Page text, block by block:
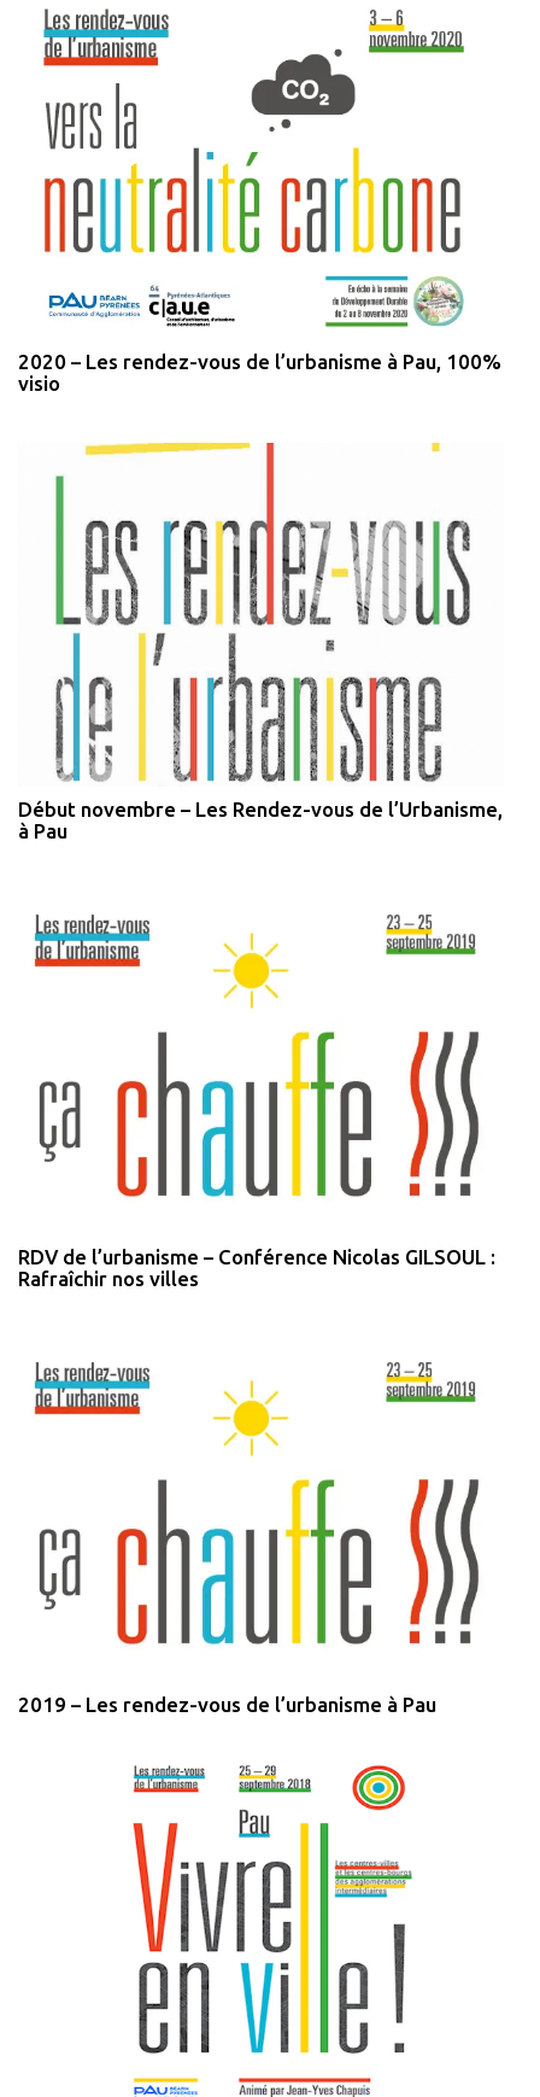
2020 – Les rendez-vous de l’urbanisme à Pau, 100%
visio
Début novembre – Les Rendez-vous de l’Urbanisme,
à Pau
RDV de l’urbanisme – Conférence Nicolas GILSOUL :
Rafraîchir nos villes
2019 – Les rendez-vous de l’urbanisme à Pau